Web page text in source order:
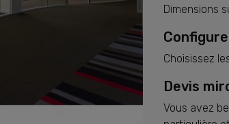
Dimensions
Choisissez
Devis
Vous avez